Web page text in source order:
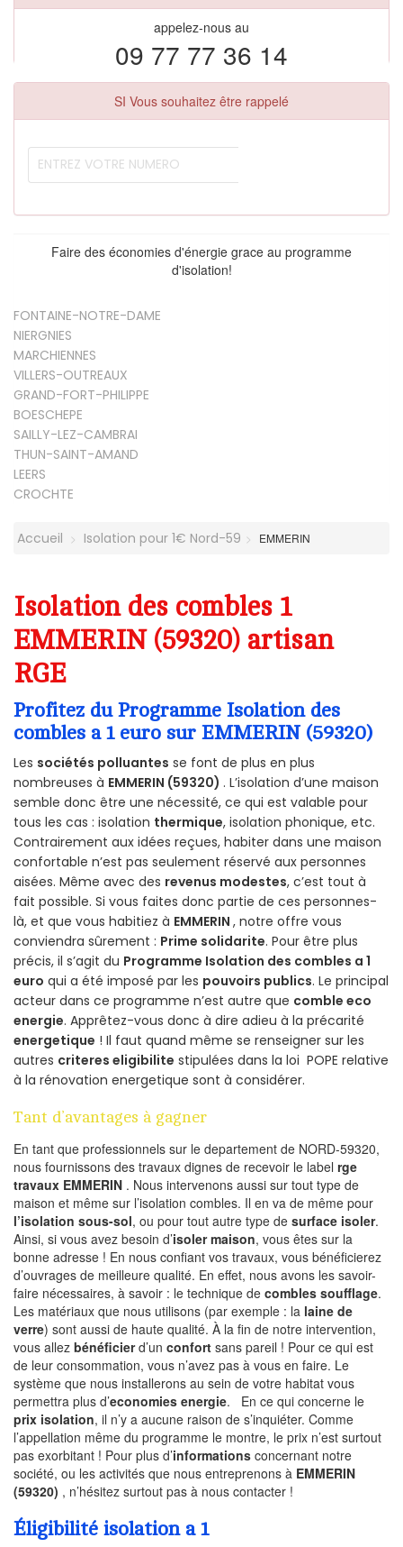
appelez-nous au
09 77 77 36 14
SI Vous souhaitez être rappelé
Faire des économies d'énergie grace au programme
d'isolation!
FONTAINE-NOTRE-DAME
NIERGNIES
MARCHIENNES
VILLERS-OUTREAUX
GRAND-FORT-PHILIPPE
BOESCHEPE
SAILLY-LEZ-CAMBRAI
THUN-SAINT-AMAND
LEERS
CROCHTE
Accueil Isolation pour 1€ Nord-59 EMMERIN
Isolation des combles 1
EMMERIN (59320) artisan
RGE
Profitez du Programme Isolation des
combles a 1 euro sur EMMERIN (59320)
Les sociétés polluantes se font de plus en plus
nombreuses à EMMERIN (59320) . L’isolation d’une maison
semble donc être une nécessité, ce qui est valable pour
tous les cas : isolation thermique, isolation phonique, etc.
Contrairement aux idées reçues, habiter dans une maison
confortable n’est pas seulement réservé aux personnes
aisées. Même avec des revenus modestes, c’est tout à
fait possible. Si vous faites donc partie de ces personnes-
là, et que vous habitiez à EMMERIN , notre offre vous
conviendra sûrement : Prime solidarite. Pour être plus
précis, il s’agit du Programme Isolation des combles a 1
euro qui a été imposé par les pouvoirs publics. Le principal
acteur dans ce programme n’est autre que comble eco
energie. Apprêtez-vous donc à dire adieu à la précarité
energetique ! Il faut quand même se renseigner sur les
autres criteres eligibilite stipulées dans la loi POPE relative
à la rénovation energetique sont à considérer.
Tant d’avantages à gagner
En tant que professionnels sur le departement de NORD-59320,
nous fournissons des travaux dignes de recevoir le label rge
travaux EMMERIN . Nous intervenons aussi sur tout type de
maison et même sur l’isolation combles. Il en va de même pour
l’isolation sous-sol, ou pour tout autre type de surface isoler.
Ainsi, si vous avez besoin d’isoler maison, vous êtes sur la
bonne adresse ! En nous confiant vos travaux, vous bénéficierez
d’ouvrages de meilleure qualité. En effet, nous avons les savoir-
faire nécessaires, à savoir : le technique de combles soufflage.
Les matériaux que nous utilisons (par exemple : la laine de
verre) sont aussi de haute qualité. À la fin de notre intervention,
vous allez bénéficierd’un confort sans pareil ! Pour ce qui est
de leur consommation, vous n’avez pas à vous en faire. Le
système que nous installerons au sein de votre habitat vous
permettra plus d’economies energie. En ce qui concerne le
prix isolation, il n’y a aucune raison de s’inquiéter. Comme
l’appellation même du programme le montre, le prix n’est surtout
pas exorbitant ! Pour plus d’informations concernant notre
société, ou les activités que nous entreprenons à EMMERIN
(59320) , n’hésitez surtout pas à nous contacter !
Éligibilité isolation a 1